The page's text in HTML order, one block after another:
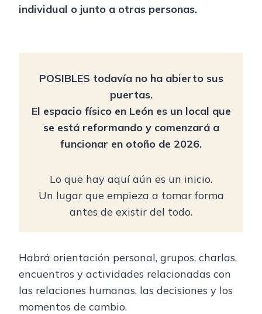
individual o junto a otras personas.
POSIBLES todavía no ha abierto sus
puertas.
El espacio físico en León es un local que
se está reformando y comenzará a
funcionar en otoño de 2026.
Lo que hay aquí aún es un inicio.
Un lugar que empieza a tomar forma
antes de existir del todo.
Habrá orientación personal, grupos, charlas,
encuentros y actividades relacionadas con
las relaciones humanas, las decisiones y los
momentos de cambio.